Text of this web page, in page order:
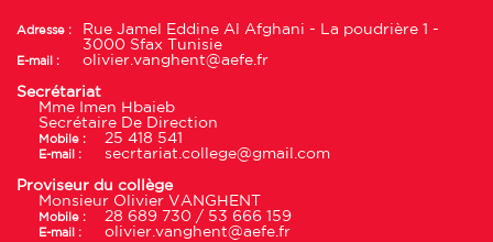
Adresse :
Rue Jamel Eddine Al Afghani - La poudrière 1 -
3000 Sfax Tunisie
E-mail : olivier.vanghent@aefe.fr
Secrétariat
Mme Imen Hbaieb
Secrétaire De Direction
Mobile : 25 418 541
E-mail : secrtariat.college@gmail.com
Proviseur du collège
Monsieur Olivier VANGHENT
Mobile : 28 689 730 / 53 666 159
E-mail : olivier.vanghent@aefe.fr